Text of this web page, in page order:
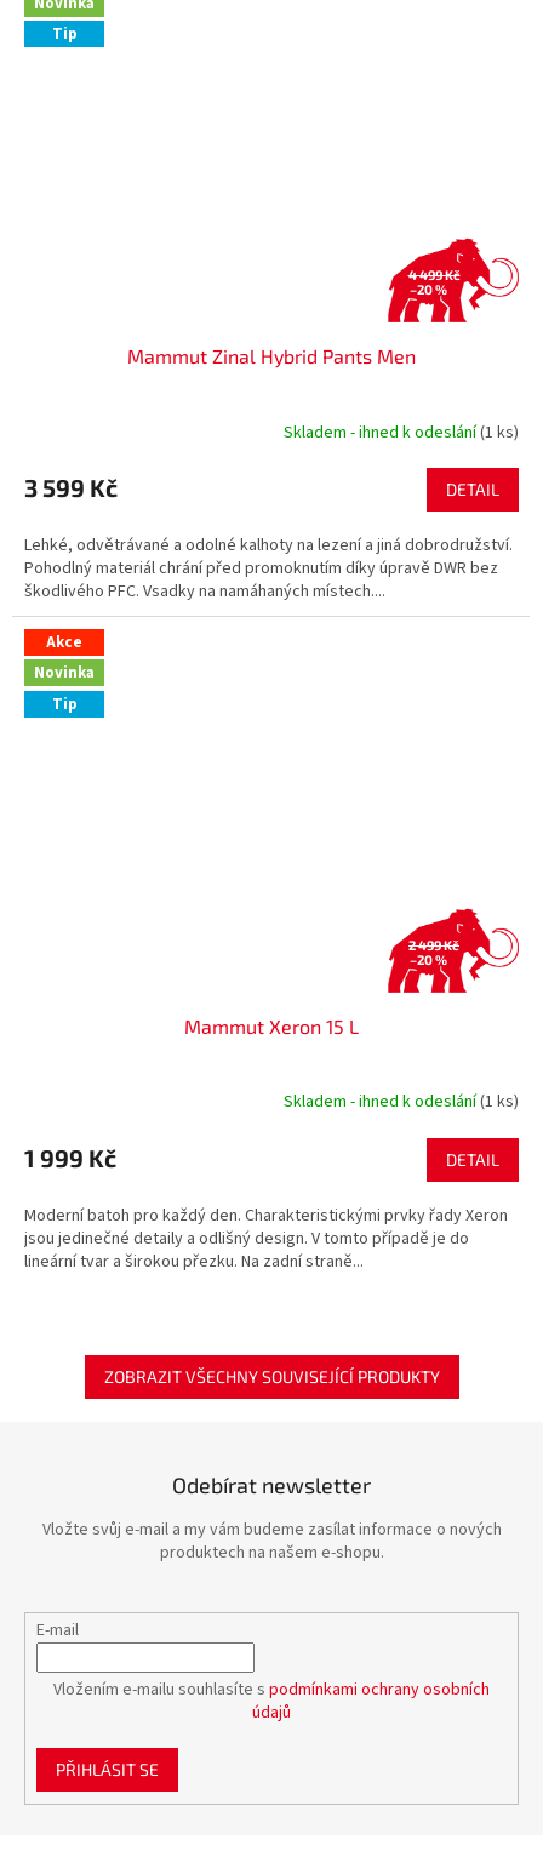
Tip
4 499 Kč
–20 %
Mammut Zinal Hybrid Pants Men
Skladem - ihned k odeslání(1 ks)
3 599 Kč DETAIL
Lehké, odvětrávané a odolné kalhoty na lezení a jiná dobrodružství.
Pohodlný materiál chrání před promoknutím díky úpravě DWR bez
škodlivého PFC. Vsadky na namáhaných místech....
Akce
Novinka
Tip
2 499 Kč
–20 %
Mammut Xeron 15 L
Skladem - ihned k odeslání(1 ks)
1 999 Kč DETAIL
Moderní batoh pro každý den. Charakteristickými prvky řady Xeron
jsou jedinečné detaily a odlišný design. V tomto případě je do
lineární tvar a širokou přezku. Na zadní straně...
ZOBRAZIT VŠECHNY SOUVISEJÍCÍ PRODUKTY
Odebírat newsletter
Vložte svůj e-mail a my vám budeme zasílat informace o nových
produktech na našem e-shopu.
E-mail
Vložením e-mailu souhlasíte s podmínkami ochrany osobních
údajů
PŘIHLÁSIT SE